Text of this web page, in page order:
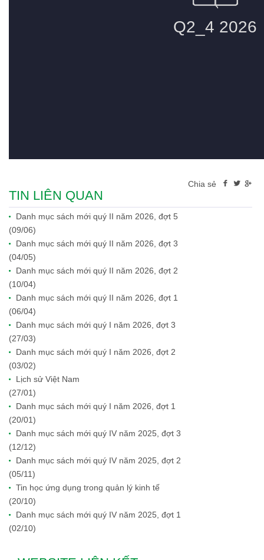
Chia sẻ
TIN LIÊN QUAN
Danh mục sách mới quý II năm 2026, đợt 5
(09/06)
Danh mục sách mới quý II năm 2026, đợt 3
(04/05)
Danh mục sách mới quý II năm 2026, đợt 2
(10/04)
Danh mục sách mới quý II năm 2026, đợt 1
(06/04)
Danh mục sách mới quý I năm 2026, đợt 3
(27/03)
Danh mục sách mới quý I năm 2026, đợt 2
(03/02)
Lịch sử Việt Nam
(27/01)
Danh mục sách mới quý I năm 2026, đợt 1
(20/01)
Danh mục sách mới quý IV năm 2025, đợt 3
(12/12)
Danh mục sách mới quý IV năm 2025, đợt 2
(05/11)
Tin học ứng dụng trong quản lý kinh tế
(20/10)
Danh mục sách mới quý IV năm 2025, đợt 1
(02/10)